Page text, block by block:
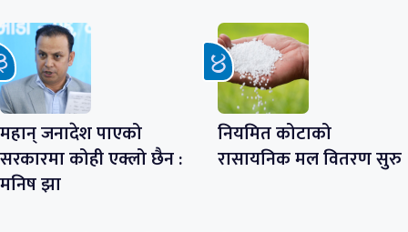
महान् जनादेश पाएको
सरकारमा कोही एक्लो छैन :
मनिष झा
नियमित कोटाको
रासायनिक मल वितरण सुरु